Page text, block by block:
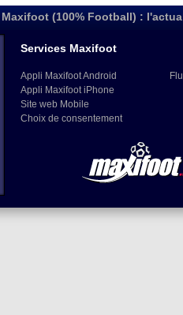
Maxifoot (100% Football) :
Services Maxifoot
Appli Maxifoot Android
Appli Maxifoot iPhone
Site web Mobile
Choix de consentement